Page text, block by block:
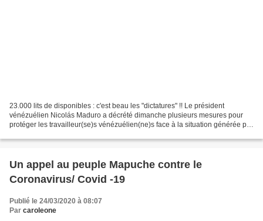
23.000 lits de disponibles : c'est beau les "dictatures" !! Le président
vénézuélien Nicolás Maduro a décrété dimanche plusieurs mesures pour
protéger les travailleur(se)s vénézuélien(ne)s face à la situation générée par
Un appel au peuple Mapuche contre le
Coronavirus/ Covid -19
Publié le 24/03/2020 à 08:07
Par caroleone